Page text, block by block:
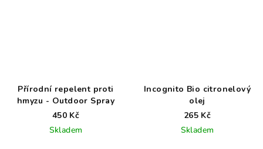
Přírodní repelent proti
hmyzu - Outdoor Spray
450 Kč
Skladem
Incognito Bio citronelový
olej
265 Kč
Skladem